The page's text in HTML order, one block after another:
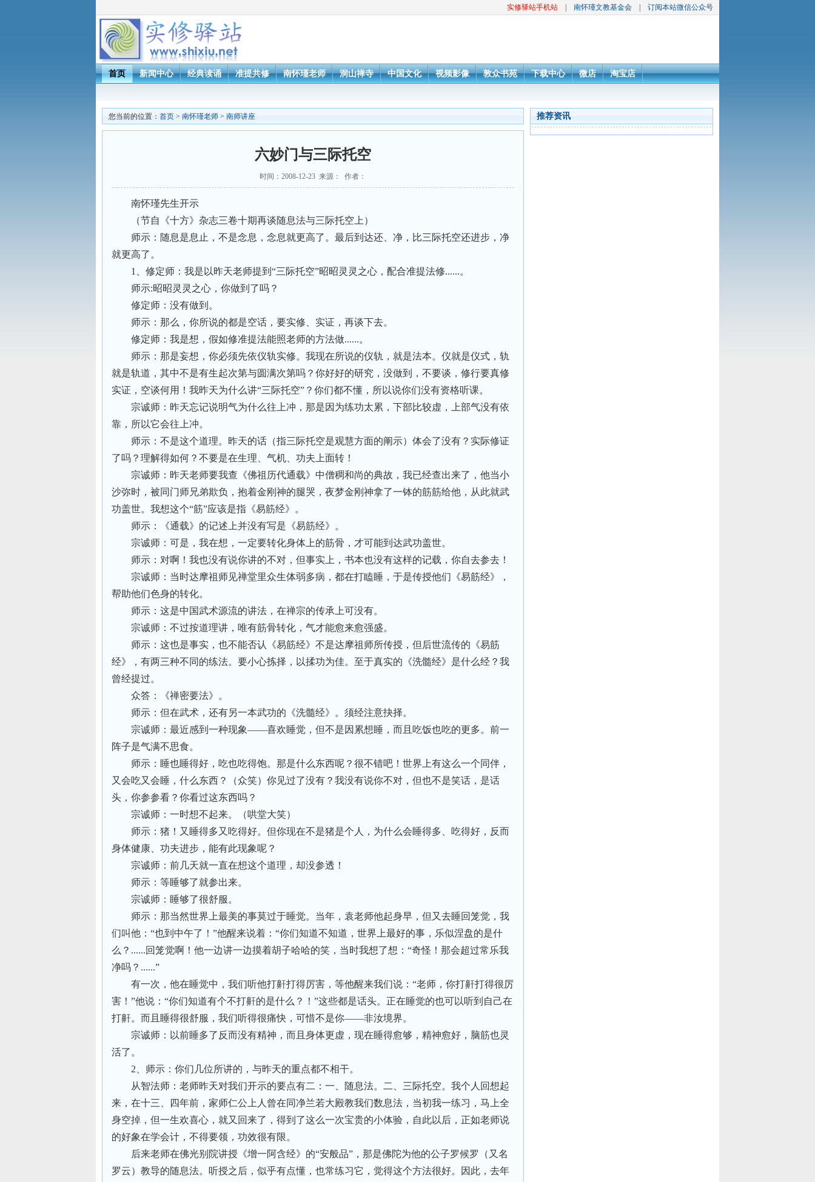
实修驿站手机站 南怀瑾文教基金会 订阅本站微信公众号
首页 新闻中心 经典读诵 准提共修 南怀瑾老师 洞山禅寺 中国文化 视频影像 敦众书苑 下载中心 微店 淘宝店
您当前的位置： 首页 > 南怀瑾老师 > 南师讲座
六妙门与三际托空
时间：2008-12-23 来源： 作者：
南怀瑾先生开示
（节自《十方》杂志三卷十期再谈随息法与三际托空上）
师示：随息是息止，不是念息，念息就更高了。最后到达还、净，比三际托空还进步，净
就更高了。
1、修定师：我是以昨天老师提到“三际托空”昭昭灵灵之心，配合准提法修......。
师示:昭昭灵灵之心，你做到了吗？
修定师：没有做到。
师示：那么，你所说的都是空话，要实修、实证，再谈下去。
修定师：我是想，假如修准提法能照老师的方法做......。
师示：那是妄想，你必须先依仪轨实修。我现在所说的仪轨，就是法本。仪就是仪式，轨
就是轨道，其中不是有生起次第与圆满次第吗？你好好的研究，没做到，不要谈，修行要真修
实证，空谈何用！我昨天为什么讲“三际托空”？你们都不懂，所以说你们没有资格听课。
宗诚师：昨天忘记说明气为什么往上冲，那是因为练功太累，下部比较虚，上部气没有依
靠，所以它会往上冲。
师示：不是这个道理。昨天的话（指三际托空是观慧方面的阐示）体会了没有？实际修证
了吗？理解得如何？不要是在生理、气机、功夫上面转！
宗诚师：昨天老师要我查《佛祖历代通载》中僧稠和尚的典故，我已经查出来了，他当小
沙弥时，被同门师兄弟欺负，抱着金刚神的腿哭，夜梦金刚神拿了一钵的筋筋给他，从此就武
功盖世。我想这个“筋”应该是指《易筋经》。
师示：《通载》的记述上并没有写是《易筋经》。
宗诚师：可是，我在想，一定要转化身体上的筋骨，才可能到达武功盖世。
师示：对啊！我也没有说你讲的不对，但事实上，书本也没有这样的记载，你自去参去！
宗诚师：当时达摩祖师见禅堂里众生体弱多病，都在打瞌睡，于是传授他们《易筋经》，
帮助他们色身的转化。
师示：这是中国武术源流的讲法，在禅宗的传承上可没有。
宗诚师：不过按道理讲，唯有筋骨转化，气才能愈来愈强盛。
师示：这也是事实，也不能否认《易筋经》不是达摩祖师所传授，但后世流传的《易筋
经》，有两三种不同的练法。要小心拣择，以揉功为佳。至于真实的《洗髓经》是什么经？我
曾经提过。
众答：《禅密要法》。
师示：但在武术，还有另一本武功的《洗髓经》。须经注意抉择。
宗诚师：最近感到一种现象——喜欢睡觉，但不是因累想睡，而且吃饭也吃的更多。前一
阵子是气满不思食。
师示：睡也睡得好，吃也吃得饱。那是什么东西呢？很不错吧！世界上有这么一个同伴，
又会吃又会睡，什么东西？（众笑）你见过了没有？我没有说你不对，但也不是笑话，是话
头，你参参看？你看过这东西吗？
宗诚师：一时想不起来。（哄堂大笑）
师示：猪！又睡得多又吃得好。但你现在不是猪是个人，为什么会睡得多、吃得好，反而
身体健康、功夫进步，能有此现象呢？
宗诚师：前几天就一直在想这个道理，却没参透！
师示：等睡够了就参出来。
宗诚师：睡够了很舒服。
师示：那当然世界上最美的事莫过于睡觉。当年，袁老师他起身早，但又去睡回笼觉，我
们叫他：“也到中午了！”他醒来说着：“你们知道不知道，世界上最好的事，乐似涅盘的是什
么？......回笼觉啊！他一边讲一边摸着胡子哈哈的笑，当时我想了想：“奇怪！那会超过常乐我
净吗？......”
有一次，他在睡觉中，我们听他打鼾打得厉害，等他醒来我们说：“老师，你打鼾打得很厉
害！”他说：“你们知道有个不打鼾的是什么？！”这些都是话头。正在睡觉的也可以听到自己在
打鼾。而且睡得很舒服，我们听得很痛快，可惜不是你——非汝境界。
宗诚师：以前睡多了反而没有精神，而且身体更虚，现在睡得愈够，精神愈好，脑筋也灵
活了。
2、师示：你们几位所讲的，与昨天的重点都不相干。
从智法师：老师昨天对我们开示的要点有二：一、随息法。二、三际托空。我个人回想起
来，在十三、四年前，家师仁公上人曾在同净兰若大殿教我们数息法，当初我一练习，马上全
身空掉，但一生欢喜心，就又回来了，得到了这么一次宝贵的小体验，自此以后，正如老师说
的好象在学会计，不得要领，功效很有限。
后来老师在佛光别院讲授《增一阿含经》的“安般品”，那是佛陀为他的公子罗候罗（又名
罗云）教导的随息法。听授之后，似乎有点懂，也常练习它，觉得这个方法很好。因此，去年
推荐资讯